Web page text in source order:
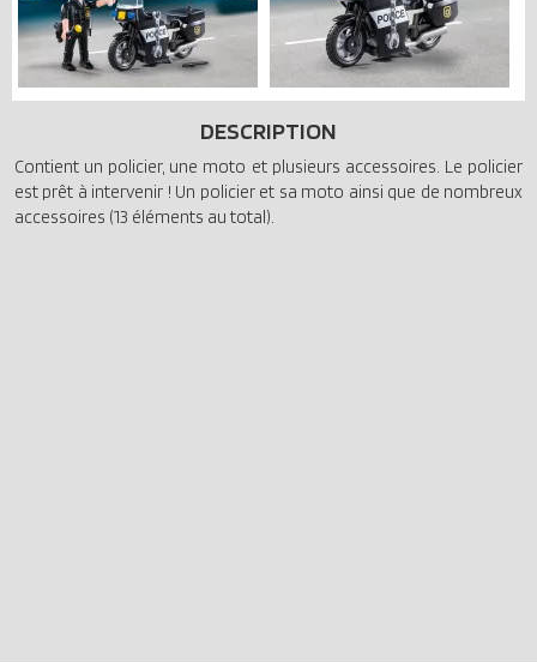
DESCRIPTION
Contient un policier, une moto et plusieurs accessoires. Le policier
est prêt à intervenir ! Un policier et sa moto ainsi que de nombreux
accessoires (13 éléments au total).